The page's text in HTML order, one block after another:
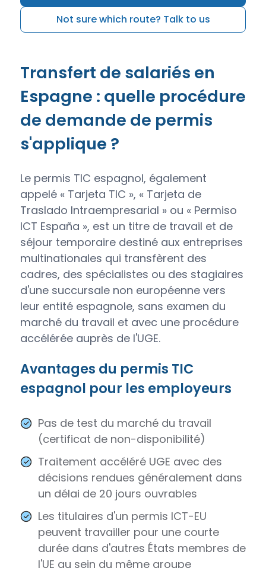
Not sure which route? Talk to us
Transfert de salariés en
Espagne : quelle procédure
de demande de permis
s'applique ?
Le permis TIC espagnol, également
appelé « Tarjeta TIC », « Tarjeta de
Traslado Intraempresarial » ou « Permiso
ICT España », est un titre de travail et de
séjour temporaire destiné aux entreprises
multinationales qui transfèrent des
cadres, des spécialistes ou des stagiaires
d'une succursale non européenne vers
leur entité espagnole, sans examen du
marché du travail et avec une procédure
accélérée auprès de l'UGE.
Avantages du permis TIC
espagnol pour les employeurs
Pas de test du marché du travail
(certificat de non-disponibilité)
Traitement accéléré UGE avec des
décisions rendues généralement dans
un délai de 20 jours ouvrables
Les titulaires d'un permis ICT-EU
peuvent travailler pour une courte
durée dans d'autres États membres de
l'UE au sein du même groupe